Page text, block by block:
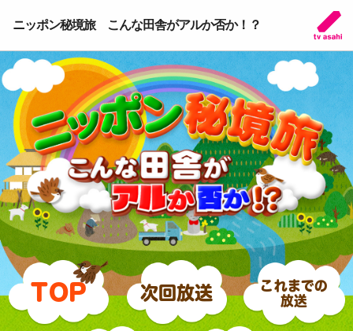
ニッポン秘境旅 こんな田舎がアルか否か！？
TOP 次回放送
これまでの
放送